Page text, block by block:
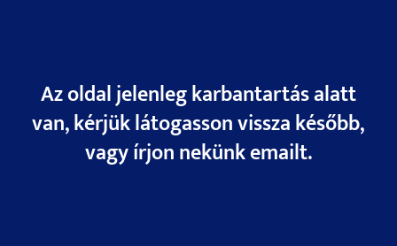
Az oldal jelenleg karbantartás alatt
van, kérjük látogasson vissza később,
vagy írjon nekünk emailt.